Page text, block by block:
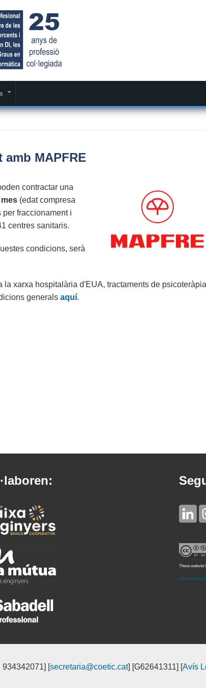
MAPFRE
contractar una
(edat compresa
fraccionament i
centres sanitaris.
condicions, serà
xarxa hospitalària d'EUA, tractaments de
generals aquí.
These
4.0
934342071] [secretaria@coetic.cat] [G62641311] [Avís